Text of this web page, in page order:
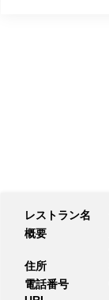
レストラン名
概要
住所
電話番号